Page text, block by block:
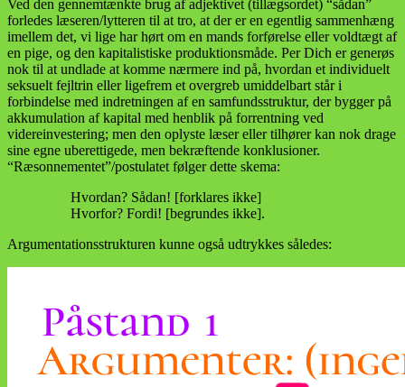
Ved den gennemtænkte brug af adjektivet (tillægsordet) “sådan”
forledes læseren/lytteren til at tro, at der er en egentlig sammenhæng
imellem det, vi lige har hørt om en mands forførelse eller voldtægt af
en pige, og den kapitalistiske produktionsmåde. Per Dich er generøs
nok til at undlade at komme nærmere ind på, hvordan et individuelt
seksuelt fejltrin eller ligefrem et overgreb umiddelbart står i
forbindelse med indretningen af en samfundsstruktur, der bygger på
akkumulation af kapital med henblik på forrentning ved
videreinvestering; men den oplyste læser eller tilhører kan nok drage
sine egne uberettigede, men bekræftende konklusioner.
“Ræsonnementet”/postulatet følger dette skema:
Hvordan? Sådan! [forklares ikke]
Hvorfor? Fordi! [begrundes ikke].
Argumentationsstrukturen kunne også udtrykkes således: